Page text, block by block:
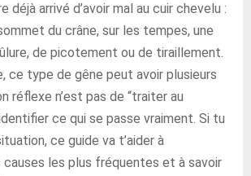
déjà arrivé d’avoir mal au cuir chevelu :
du crâne, sur les tempes, une
de picotement ou de tiraillement.
ce type de gêne peut avoir plusieurs
réflexe n’est pas de “traiter au
ce qui se passe vraiment. Si tu
ce guide va t’aider à
les plus fréquentes et à savoir